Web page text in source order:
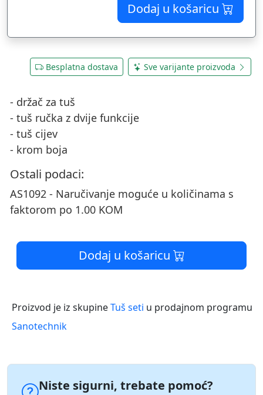
Dodaj u košaricu
Besplatna dostava Sve varijante proizvoda
- držač za tuš
- tuš ručka z dvije funkcije
- tuš cijev
- krom boja
Ostali podaci:
AS1092 - Naručivanje moguće u količinama s
faktorom po 1.00 KOM
Dodaj u košaricu
Proizvod je iz skupineTuš seti u prodajnom programu
Sanotechnik
Niste sigurni, trebate pomoć?